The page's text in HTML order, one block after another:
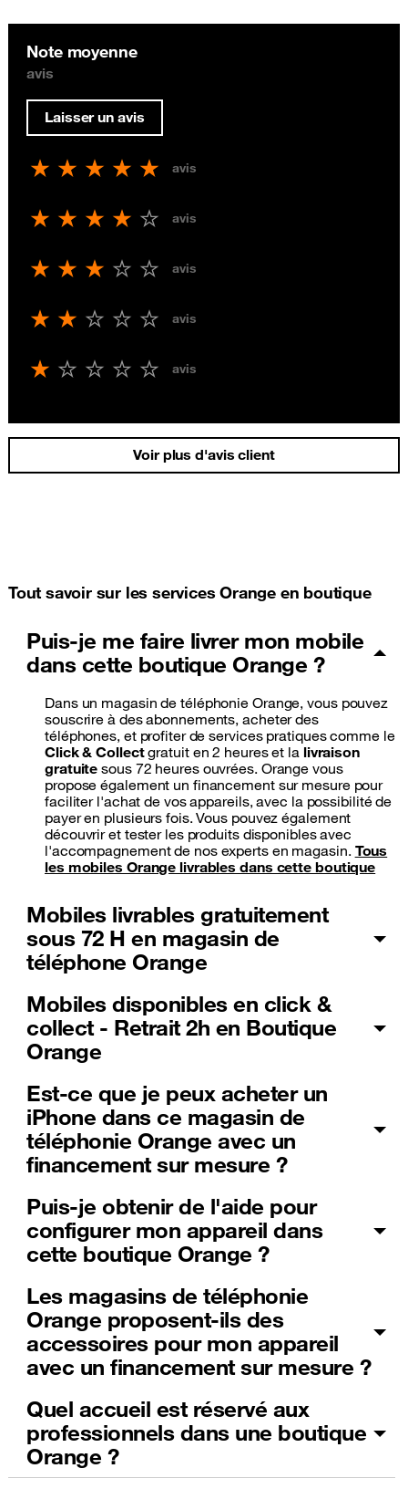
Note moyenne
avis
Laisser un avis
avis
avis
avis
avis
avis
Voir plus d'avis client
Tout savoir sur les services Orange en boutique
Puis-je me faire livrer mon mobile
dans cette boutique Orange ?
Dans un magasin de téléphonie Orange, vous pouvez
souscrire à des abonnements, acheter des
téléphones, et profiter de services pratiques comme le
Click & Collectgratuit en 2 heures et la livraison
gratuite sous 72 heures ouvrées. Orange vous
propose également un financement sur mesure pour
faciliter l'achat de vos appareils, avec la possibilité de
payer en plusieurs fois. Vous pouvez également
découvrir et tester les produits disponibles avec
l'accompagnement de nos experts en magasin. Tous
les mobiles Orange livrables dans cette boutique
Mobiles livrables gratuitement
sous 72 H en magasin de
téléphone Orange
Mobiles disponibles en click &
collect - Retrait 2h en Boutique
Orange
Est-ce que je peux acheter un
iPhone dans ce magasin de
téléphonie Orange avec un
financement sur mesure ?
Puis-je obtenir de l'aide pour
configurer mon appareil dans
cette boutique Orange ?
Les magasins de téléphonie
Orange proposent-ils des
accessoires pour mon appareil
avec un financement sur mesure ?
Quel accueil est réservé aux
professionnels dans une boutique
Orange ?